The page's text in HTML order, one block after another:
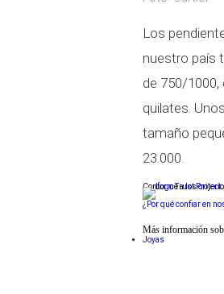
Los
nuestro país
de 750/
quilates.
tamaño
23.000.
Conforme a los
¿Por qué confiar en
Más información
Joyas